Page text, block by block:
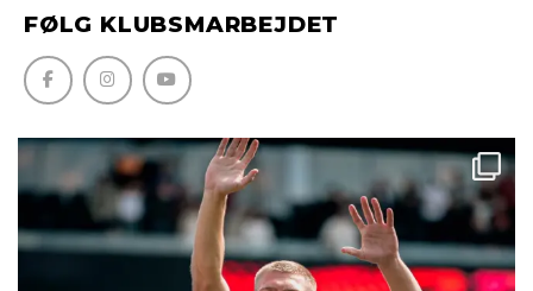
FØLG KLUBSMARBEJDET